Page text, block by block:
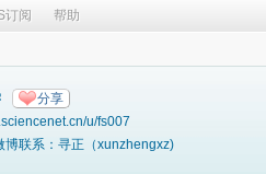
订阅 帮助
分享
u/fs007
博联系：寻正（xunzhengxz)